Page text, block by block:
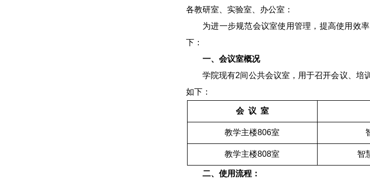
各教研室、实验室、办公室：
为进一步规范会议室使用管理，提高使用效
下：
一、会议室概况
学院现有2间公共会议室，用于召开会议、培
如下：
会 议 室
教学主楼806室
教学主楼808室 智
二、使用流程：